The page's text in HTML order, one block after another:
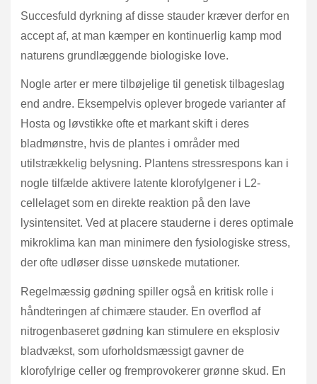
Succesfuld dyrkning af disse stauder kræver derfor en
accept af, at man kæmper en kontinuerlig kamp mod
naturens grundlæggende biologiske love.
Nogle arter er mere tilbøjelige til genetisk tilbageslag
end andre. Eksempelvis oplever brogede varianter af
Hosta og løvstikke ofte et markant skift i deres
bladmønstre, hvis de plantes i områder med
utilstrækkelig belysning. Plantens stressrespons kan i
nogle tilfælde aktivere latente klorofylgener i L2-
cellelaget som en direkte reaktion på den lave
lysintensitet. Ved at placere stauderne i deres optimale
mikroklima kan man minimere den fysiologiske stress,
der ofte udløser disse uønskede mutationer.
Regelmæssig gødning spiller også en kritisk rolle i
håndteringen af chimære stauder. En overflod af
nitrogenbaseret gødning kan stimulere en eksplosiv
bladvækst, som uforholdsmæssigt gavner de
klorofylrige celler og fremprovokerer grønne skud. En